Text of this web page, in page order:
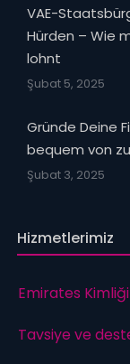
VAE-
Hürden – Wie
lohnt
Şubat 5, 2025
Gründe Deine
bequem von
Şubat 3, 2025
Hizmetlerimiz
Emirates Kimliği
Tavsiye ve